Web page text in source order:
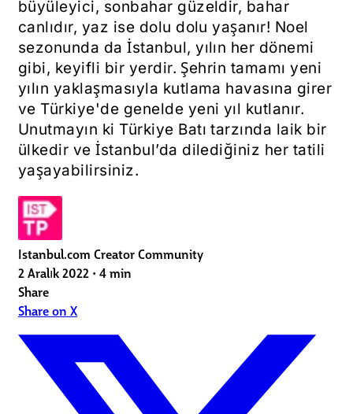
büyüleyici, sonbahar güzeldir, bahar
canlıdır, yaz ise dolu dolu yaşanır! Noel
sezonunda da İstanbul, yılın her dönemi
gibi, keyifli bir yerdir. Şehrin tamamı yeni
yılın yaklaşmasıyla kutlama havasına girer
ve Türkiye'de genelde yeni yıl kutlanır.
Unutmayın ki Türkiye Batı tarzında laik bir
ülkedir ve İstanbul’da dilediğiniz her tatili
yaşayabilirsiniz.
Istanbul.com Creator Community
2 Aralık 2022 • 4 min
Share
Share on X